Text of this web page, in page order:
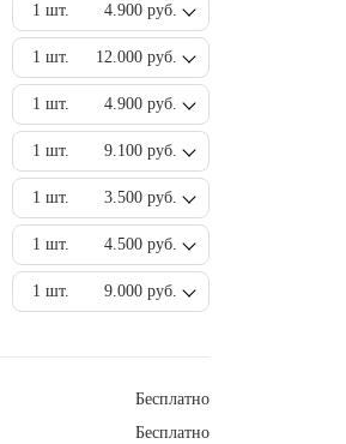
1 шт. 4.900 руб.
1 шт. 12.000 руб.
1 шт. 4.900 руб.
1 шт. 9.100 руб.
1 шт. 3.500 руб.
1 шт. 4.500 руб.
1 шт. 9.000 руб.
Бесплатно
Бесплатно